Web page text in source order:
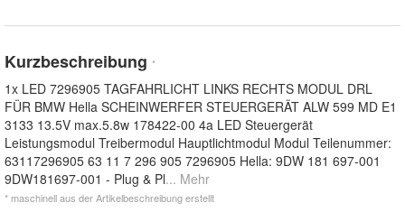
Kurzbeschreibung *
1x LED 7296905 TAGFAHRLICHT LINKS RECHTS MODUL DRL
FÜR BMW Hella SCHEINWERFER STEUERGERÄT ALW 599 MD E1
3133 13.5V max.5.8w 178422-00 4a LED Steuergerät
Leistungsmodul Treibermodul Hauptlichtmodul Modul Teilenummer:
63117296905 63 11 7 296 905 7296905 Hella: 9DW 181 697-001
9DW181697-001 - Plug & Pl... Mehr
* maschinell aus der Artikelbeschreibung erstellt